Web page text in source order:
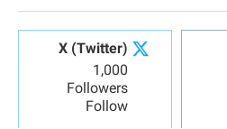
X (Twitter)
1,000
Followers
Follow